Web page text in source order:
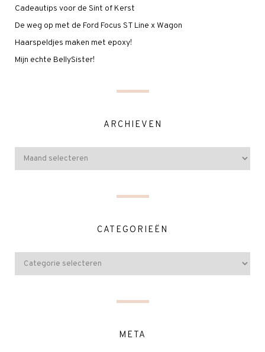
Cadeautips voor de Sint of Kerst
De weg op met de Ford Focus ST Line x Wagon
Haarspeldjes maken met epoxy!
Mijn echte BellySister!
ARCHIEVEN
CATEGORIEËN
META